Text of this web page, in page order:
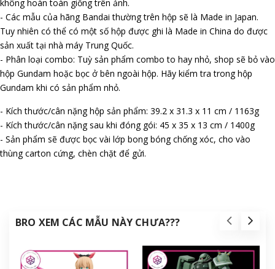
không hoàn toàn giống trên ảnh.
- Các mẫu của hãng Bandai thường trên hộp sẽ là Made in Japan.
Tuy nhiên có thể có một số hộp được ghi là Made in China do được
sản xuất tại nhà máy Trung Quốc.
- Phân loại combo: Tuỳ sản phẩm combo to hay nhỏ, shop sẽ bỏ vào
hộp Gundam hoặc bọc ở bên ngoài hộp. Hãy kiểm tra trong hộp
Gundam khi có sản phẩm nhỏ.
- Kích thước/cân nặng hộp sản phẩm: 39.2 x 31.3 x 11 cm / 1163g
- Kích thước/cân nặng sau khi đóng gói: 45 x 35 x 13 cm / 1400g
- Sản phẩm sẽ được bọc vài lớp bong bóng chống xóc, cho vào
thùng carton cứng, chèn chặt để gửi.
BRO XEM CÁC MẪU NÀY CHƯA???